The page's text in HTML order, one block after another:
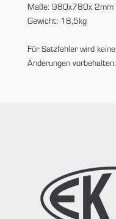
Maße: 980x780x 2mm
Gewicht: 18,5kg
Für Satzfehler wird
Änderungen vorbehalten.